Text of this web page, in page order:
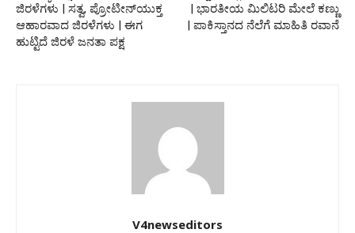
ಜಿರಳೆಗಳು | ಸತ್ವ, ಪ್ರೋಟೀನ್‌ಯುಕ್ತ
ಆಹಾರವಾದ ಜಿರಳೆಗಳು | ಈಗ
ಹುಟ್ಟಿದೆ ಜಿರಳೆ ಜನತಾ ಪಕ್ಷ
| ಭಾರತೀಯ ಮಿಲಿಟರಿ ಮೇಲೆ ಕಣ್ಣು
| ಪಾಕಿಸ್ತಾನದ ನೆಲೆಗೆ ಮಾಹಿತಿ ರವಾನೆ
V4newseditors